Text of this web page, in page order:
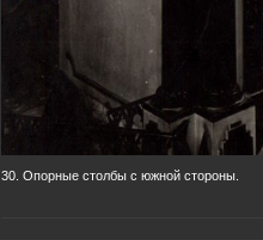
30. Опорные столбы с южной стороны.